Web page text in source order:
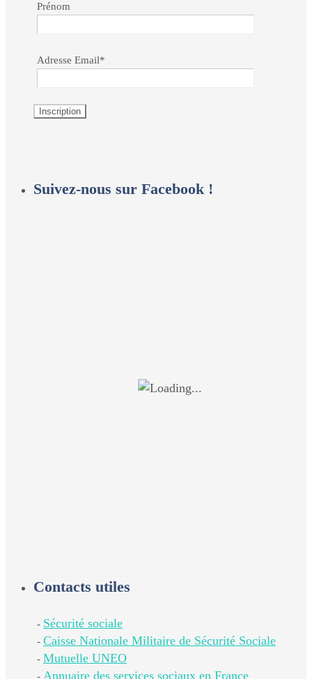
Prénom
Adresse Email*
Suivez-nous sur Facebook !
Contacts utiles
- Sécurité sociale
- Caisse Nationale Militaire de Sécurité Sociale
- Mutuelle UNEO
- Annuaire des services sociaux en France